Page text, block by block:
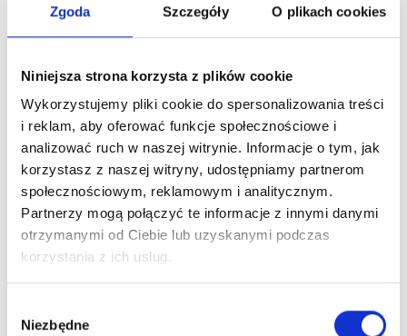
Zgoda Szczegóły O plikach cookies
Niniejsza strona korzysta z plików cookie
Wykorzystujemy pliki cookie do spersonalizowania treści
i reklam, aby oferować funkcje społecznościowe i
analizować ruch w naszej witrynie. Informacje o tym, jak
korzystasz z naszej witryny, udostępniamy partnerom
społecznościowym, reklamowym i analitycznym.
Partnerzy mogą połączyć te informacje z innymi danymi
otrzymanymi od Ciebie lub uzyskanymi podczas
korzystania z ich usług.
zgody
Niezbędne
Czym jest i na czym polega sprzątanie
przemysłowe?
Sprzątanie przemysłowe to specjalistyczne
utrzymanie czystości w zakładach produkcyjnych,
magazynach, halach i innych obiektach
przemysłowych. Obejmuje usuwanie pyłów,
zabrudzeń technologicznych,...
27 lipca, 2026